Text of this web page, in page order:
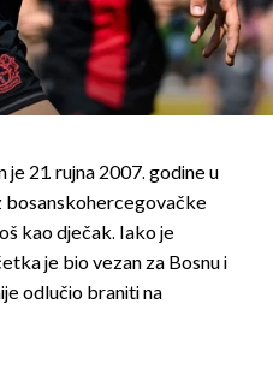
21. rujna 2007. godine u
bosanskohercegovačke
kao dječak. Iako je
je bio vezan za Bosnu i
odlučio braniti na